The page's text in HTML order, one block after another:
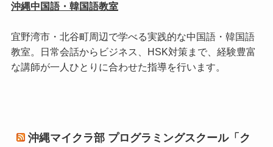
沖縄中国語・韓国語教室
宜野湾市・北谷町周辺で学べる実践的な中国語・韓国語
教室。日常会話からビジネス、HSK対策まで、経験豊富
な講師が一人ひとりに合わせた指導を行います。
沖縄マイクラ部 プログラミングスクール「ク